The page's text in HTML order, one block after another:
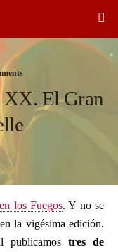
XX. El Gran
los Fuegos. Y no se
la vigésima edición.
publicamos tres de